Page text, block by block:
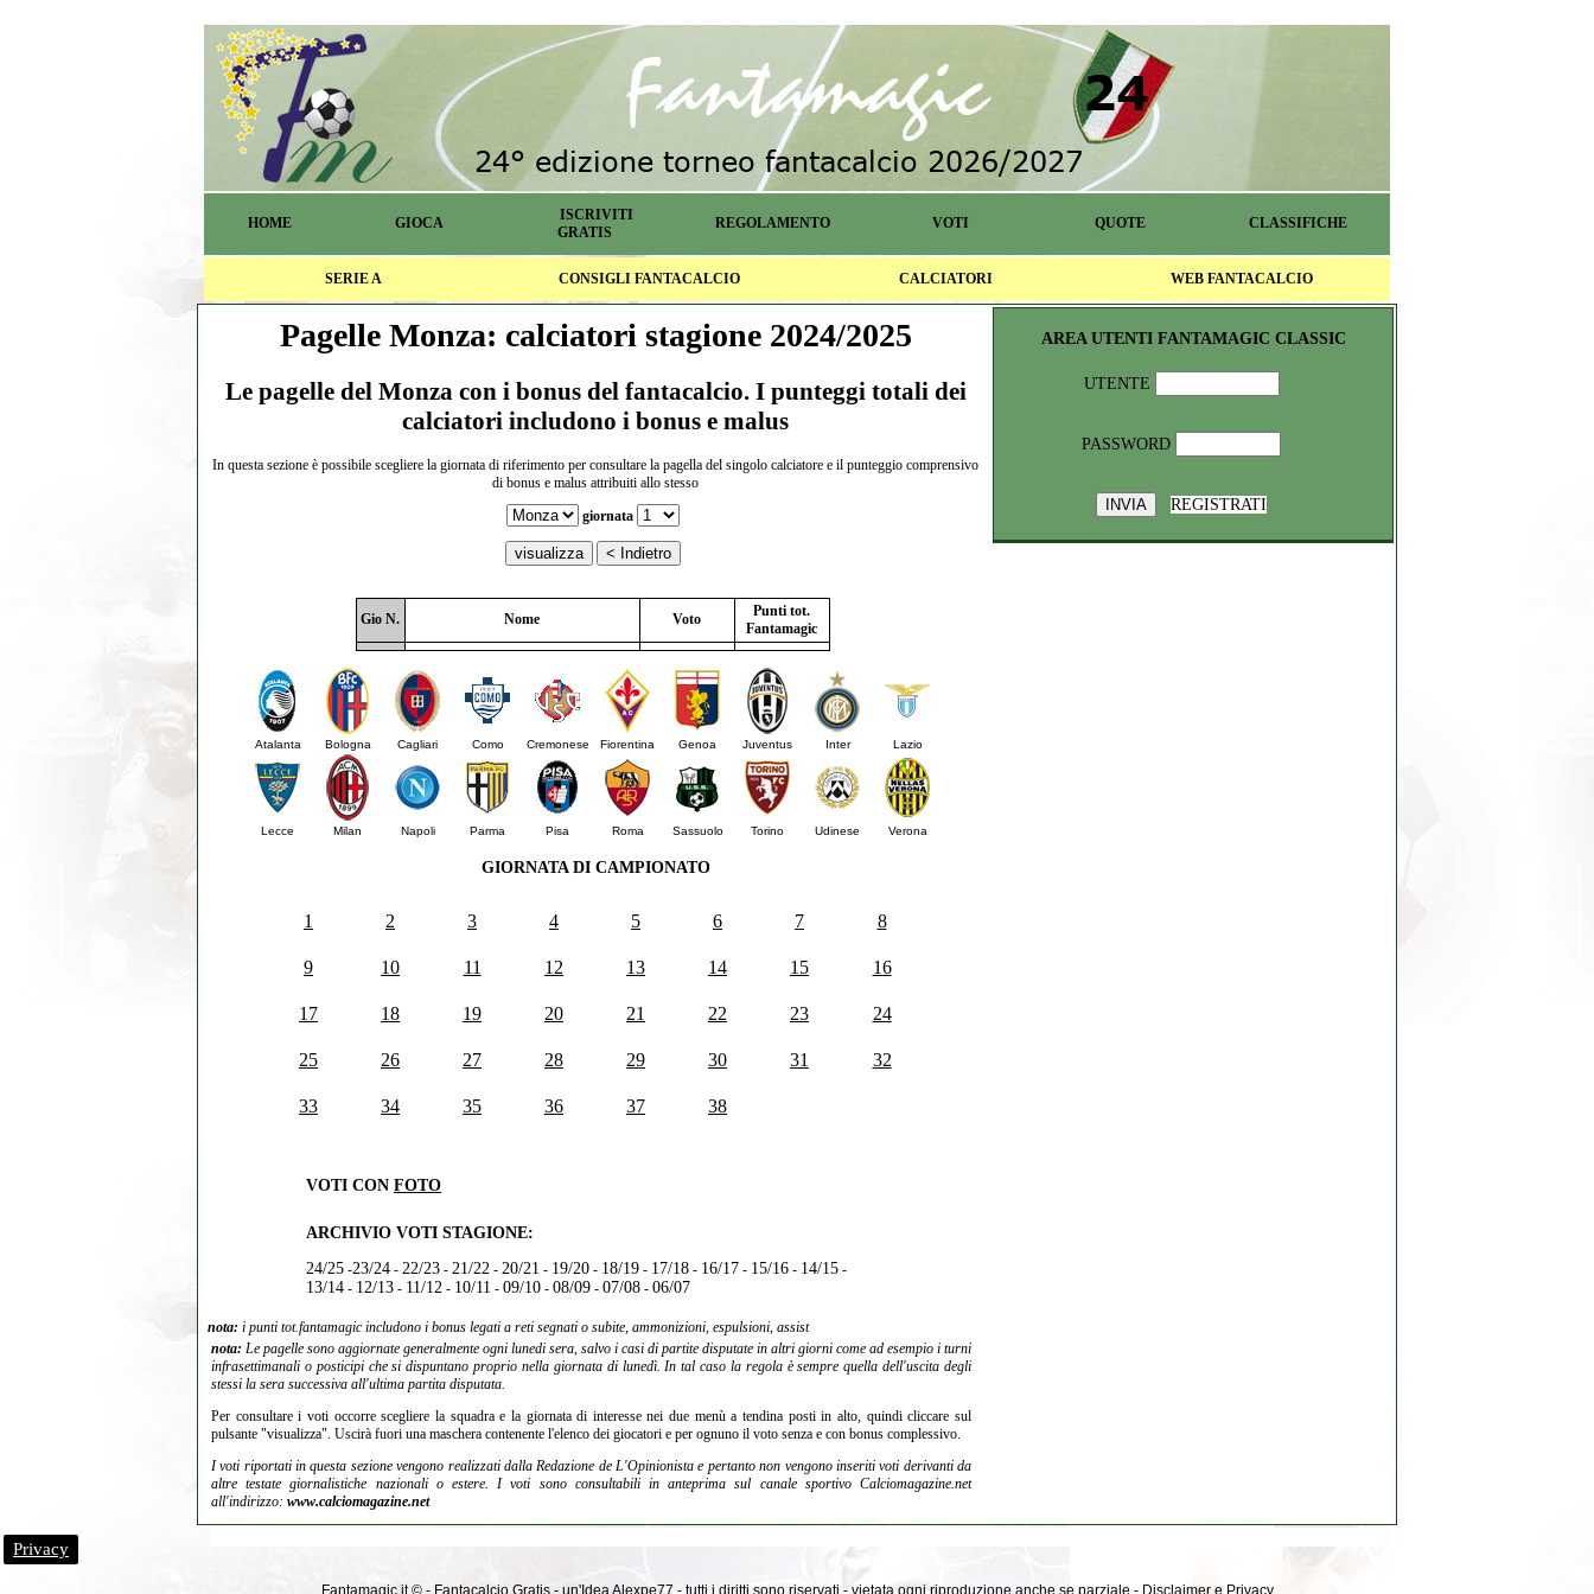
HOME GIOCA
ISCRIVITI
GRATIS
REGOLAMENTO VOTI QUOTE CLASSIFICHE
SERIE A CONSIGLI FANTACALCIO CALCIATORI WEB FANTACALCIO
Pagelle Monza: calciatori stagione 2024/2025
Le pagelle del Monza con i bonus del fantacalcio. I punteggi totali dei
calciatori includono i bonus e malus
In questa sezione è possibile scegliere la giornata di riferimento per consultare la pagella del singolo calciatore e il punteggio comprensivo
di bonus e malus attribuiti allo stesso
giornata
Gio N. Nome Voto
Punti tot.
Fantamagic
Atalanta Bologna Cagliari Como Cremonese Fiorentina Genoa Juventus Inter Lazio
Lecce Milan Napoli Parma Pisa Roma Sassuolo Torino Udinese Verona
GIORNATA DI CAMPIONATO
1 2 3 4 5 6 7 8
9 10 11 12 13 14 15 16
17 18 19 20 21 22 23 24
25 26 27 28 29 30 31 32
33 34 35 36 37 38
VOTI CON FOTO
ARCHIVIO VOTI STAGIONE:
24/25 -23/24 - 22/23 - 21/22 - 20/21 - 19/20 - 18/19 - 17/18 - 16/17 - 15/16 - 14/15 -
13/14 - 12/13 - 11/12 - 10/11 - 09/10 - 08/09 - 07/08 - 06/07
nota: i punti tot.fantamagic includono i bonus legati a reti segnati o subite, ammonizioni, espulsioni, assist
nota: Le pagelle sono aggiornate generalmente ogni lunedi sera, salvo i casi di partite disputate in altri giorni come ad esempio i turni
infrasettimanali o posticipi che si dispuntano proprio nella giornata di lunedì. In tal caso la regola è sempre quella dell'uscita degli
stessi la sera successiva all'ultima partita disputata.
Per consultare i voti occorre scegliere la squadra e la giornata di interesse nei due menù a tendina posti in alto, quindi cliccare sul
pulsante "visualizza". Uscirà fuori una maschera contenente l'elenco dei giocatori e per ognuno il voto senza e con bonus complessivo.
I voti riportati in questa sezione vengono realizzati dalla Redazione de L'Opinionista e pertanto non vengono inseriti voti derivanti da
altre testate giornalistiche nazionali o estere. I voti sono consultabili in anteprima sul canale sportivo Calciomagazine.net
all'indirizzo: www.calciomagazine.net
AREA UTENTI FANTAMAGIC CLASSIC
UTENTE
PASSWORD
REGISTRATI
Fantamagic.it © - Fantacalcio Gratis - un'Idea Alexpe77 - tutti i diritti sono riservati - vietata ogni riproduzione anche se parziale - Disclaimer e Privacy
Privacy